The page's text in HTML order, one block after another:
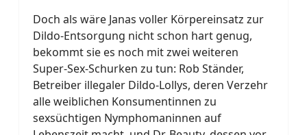
Doch als wäre Janas voller Körpereinsatz zur
Dildo-Entsorgung nicht schon hart genug,
bekommt sie es noch mit zwei weiteren
Super-Sex-Schurken zu tun: Rob Ständer,
Betreiber illegaler Dildo-Lollys, deren Verzehr
alle weiblichen Konsumentinnen zu
sexsüchtigen Nymphomaninnen auf